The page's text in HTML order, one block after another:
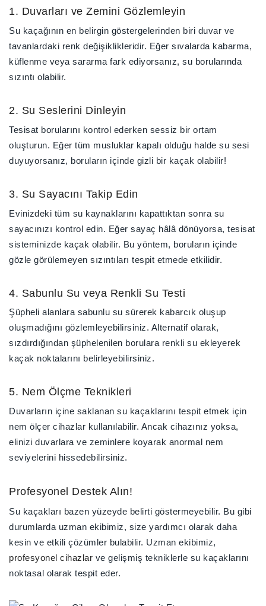
1. Duvarları ve Zemini Gözlemleyin
Su kaçağının en belirgin göstergelerinden biri duvar ve
tavanlardaki renk değişiklikleridir. Eğer sıvalarda kabarma,
küflenme veya sararma fark ediyorsanız, su borularında
sızıntı olabilir.
2. Su Seslerini Dinleyin
Tesisat borularını kontrol ederken sessiz bir ortam
oluşturun. Eğer tüm musluklar kapalı olduğu halde su sesi
duyuyorsanız, boruların içinde gizli bir kaçak olabilir!
3. Su Sayacını Takip Edin
Evinizdeki tüm su kaynaklarını kapattıktan sonra su
sayacınızı kontrol edin. Eğer sayaç hâlâ dönüyorsa, tesisat
sisteminizde kaçak olabilir. Bu yöntem, boruların içinde
gözle görülemeyen sızıntıları tespit etmede etkilidir.
4. Sabunlu Su veya Renkli Su Testi
Şüpheli alanlara sabunlu su sürerek kabarcık oluşup
oluşmadığını gözlemleyebilirsiniz. Alternatif olarak,
sızdırdığından şüphelenilen borulara renkli su ekleyerek
kaçak noktalarını belirleyebilirsiniz.
5. Nem Ölçme Teknikleri
Duvarların içine saklanan su kaçaklarını tespit etmek için
nem ölçer cihazlar kullanılabilir. Ancak cihazınız yoksa,
elinizi duvarlara ve zeminlere koyarak anormal nem
seviyelerini hissedebilirsiniz.
Profesyonel Destek Alın!
Su kaçakları bazen yüzeyde belirti göstermeyebilir. Bu gibi
durumlarda uzman ekibimiz, size yardımcı olarak daha
kesin ve etkili çözümler bulabilir. Uzman ekibimiz,
profesyonel cihazlar ve gelişmiş tekniklerle su kaçaklarını
noktasal olarak tespit eder.